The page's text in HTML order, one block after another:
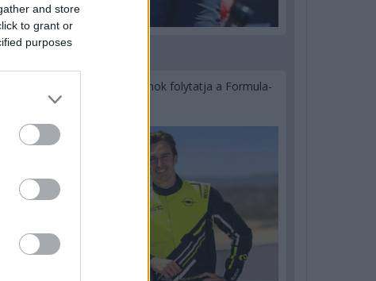
and store
to grant or
purposes
Újabb korábbi F2-es bajnok folytatja a Formula-
E-ben